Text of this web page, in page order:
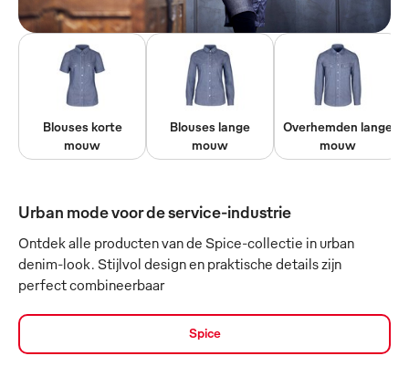
Blouses korte
mouw
Blouses lange
mouw
Overhemden lange
mouw
Urban mode voor de service-industrie
Ontdek alle producten van de Spice-collectie in urban
denim-look. Stijlvol design en praktische details zijn
perfect combineerbaar
Spice